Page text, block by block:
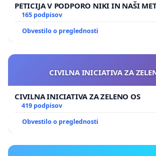
PETICIJA V PODPORO NIKI IN NAŠI
165 podpisov
Obvestilo o preglednosti
CIVILNA INICIATIVA ZA
CIVILNA INICIATIVA ZA ZELENO OS
419 podpisov
Obvestilo o preglednosti